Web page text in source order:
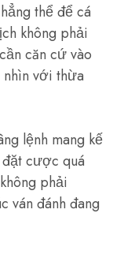
thể để cá
không phải
căn cứ vào
với thừa
lệnh mang kế
cược quá
phải
ván đánh đang